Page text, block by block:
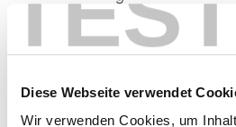
Diese Webseite verwendet
Wir verwenden Cookies, um
Gestaltung der
des Kindes
Ernährung & Vorteile des